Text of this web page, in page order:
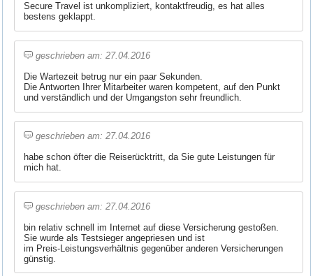
Secure Travel ist unkompliziert, kontaktfreudig, es hat alles
bestens geklappt.
geschrieben am: 27.04.2016
Die Wartezeit betrug nur ein paar Sekunden.
Die Antworten Ihrer Mitarbeiter waren kompetent, auf den Punkt
und verständlich und der Umgangston sehr freundlich.
geschrieben am: 27.04.2016
habe schon öfter die Reiserücktritt, da Sie gute Leistungen für
mich hat.
geschrieben am: 27.04.2016
bin relativ schnell im Internet auf diese Versicherung gestoßen.
Sie wurde als Testsieger angepriesen und ist
im Preis-Leistungsverhältnis gegenüber anderen Versicherungen
günstig.